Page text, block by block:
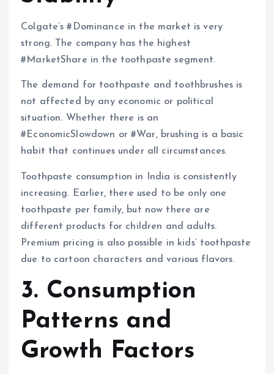
Colgate’s #Dominance in the market is very
strong. The company has the highest
#MarketShare in the toothpaste segment.
The demand for toothpaste and toothbrushes is
not affected by any economic or political
situation. Whether there is an
#EconomicSlowdown or #War, brushing is a basic
habit that continues under all circumstances.
Toothpaste consumption in India is consistently
increasing. Earlier, there used to be only one
toothpaste per family, but now there are
different products for children and adults.
Premium pricing is also possible in kids’ toothpaste
due to cartoon characters and various flavors.
3. Consumption
Patterns and
Growth Factors